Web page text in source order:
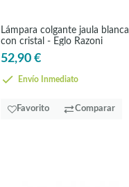
Lámpara colgante jaula blanca
con cristal - Eglo Razoni
52,90 €
Envío Inmediato
Favorito Comparar